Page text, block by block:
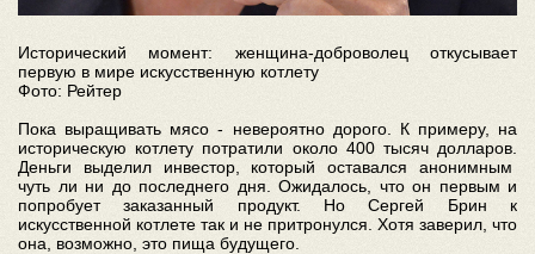
Исторический момент: женщина-доброволец откусывает
первую в мире искусственную котлету
Фото: Рейтер
Пока выращивать мясо - невероятно дорого. К примеру, на
историческую котлету потратили около 400 тысяч долларов.
Деньги выделил инвестор, который оставался анонимным
чуть ли ни до последнего дня. Ожидалось, что он первым и
попробует заказанный продукт. Но Сергей Брин к
искусственной котлете так и не притронулся. Хотя заверил, что
она, возможно, это пища будущего.